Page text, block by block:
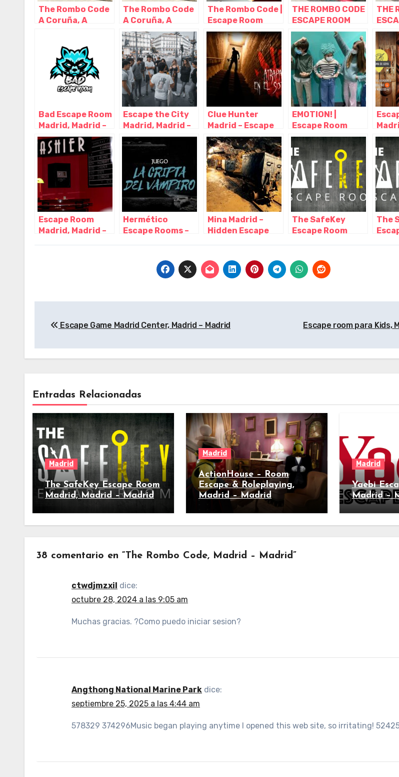
The Rombo Code
A Coruña, A
The Rombo Code
A Coruña, A
Coruña – La
Coruña
The Rombo Code |
Escape Room
Aljarafe, Gines –
Sevilla
THE ROMBO CODE
ESCAPE ROOM
BILBAO, Bilbao –
Vizcaya
THE
Bad Escape Room
Madrid, Madrid –
Madrid
Escape the City
Madrid, Madrid –
Madrid
Clue Hunter
Madrid – Escape
Room, Madrid –
Madrid
EMOTION! |
Escape Room
para Niños
Madrid, Madrid –
Madrid
Escape Room
Madrid, Madrid –
Hermético
Escape Rooms –
Mina Madrid –
Hidden Escape
The SafeKey
Escape Room
The
de
entradas
Escape Game Madrid Center, Madrid – Madrid Escape room para Kids,
Entradas Relacionadas
Madrid
The SafeKey Escape Room
Madrid, Madrid – Madrid
Madrid
ActionHouse – Room
Escape & Roleplaying,
Madrid – Madrid
Madrid
Yaebi
Madrid –
38 comentario en “The Rombo Code, Madrid – Madrid”
ctwdjmzxil dice:
octubre 28, 2024 a las 9:05 am
Muchas gracias. ?Como puedo iniciar sesion?
Angthong National Marine Park dice:
septiembre 25, 2025 a las 4:44 am
578329 374296Music began playing anytime I opened this web site, so irritating!